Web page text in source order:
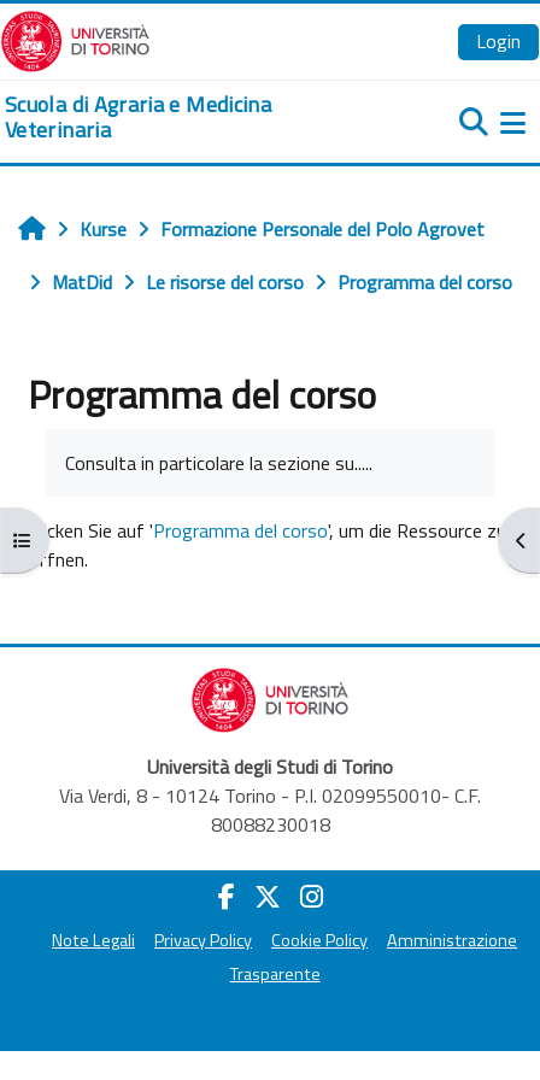
Zum Hauptinhalt
Login
Scuola di Agraria e Medicina
Veterinaria
Kursindex öffnen
Startseite
Kurse
Formazione Personale del Polo Agrovet
MatDid
Le risorse del corso Programma del corso
Programma del corso
Consulta in particolare la sezione su.....
Klicken Sie auf 'Programma del corso', um die Ressource zu
öffnen.
Università degli Studi di Torino
Via Verdi, 8 - 10124 Torino - P.I. 02099550010- C.F.
80088230018
Note Legali Privacy Policy Cookie Policy
Amministrazione
Trasparente